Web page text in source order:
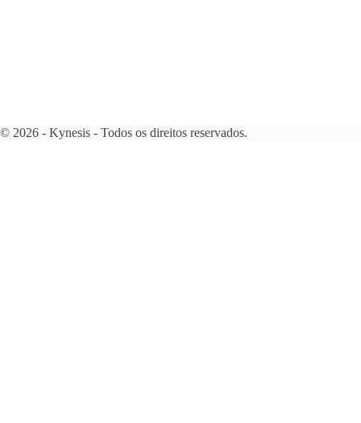
© 2026 - Kynesis - Todos os direitos reservados.